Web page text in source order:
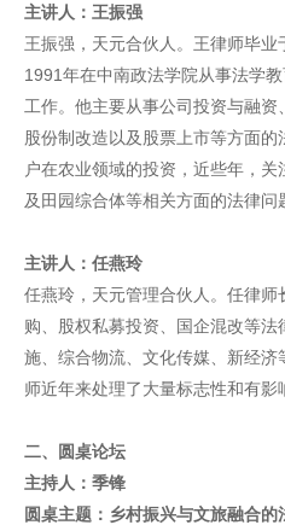
主讲人：王振强
王振强，天元合伙人。王律师毕
1991年在中南政法学院从事法学
工作。他主要从事公司投资与融资
股份制改造以及股票上市等方面
户在农业领域的投资，近些年，
及田园综合体等相关方面的法律问
主讲人：任燕玲
任燕玲，天元管理合伙人。任律
购、股权私募投资、国企混改等
施、综合物流、文化传媒、新经
师近年来处理了大量标志性和有影
二、圆桌论坛
主持人：季锋
圆桌主题：乡村振兴与文旅融合